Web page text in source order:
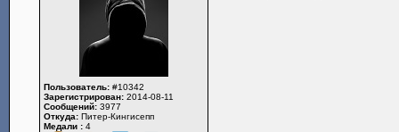
Пользователь: #10342
Зарегистрирован: 2014-08-11
Сообщений: 3977
Откуда: Питер-Кингисепп
Медали : 4